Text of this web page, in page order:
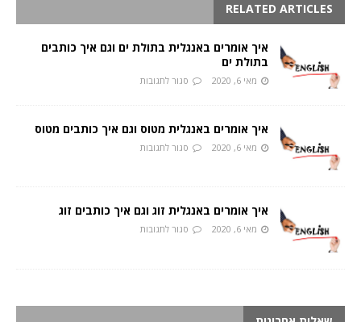
RELATED ARTICLES
איך אומרים באנגלית בתולת ים וגם איך כותבים
בתולת ים
מאי 6, 2020 סגור לתגובות
איך אומרים באנגלית מטוס וגם איך כותבים מטוס
מאי 6, 2020 סגור לתגובות
איך אומרים באנגלית זוג וגם איך כותבים זוג
מאי 6, 2020 סגור לתגובות